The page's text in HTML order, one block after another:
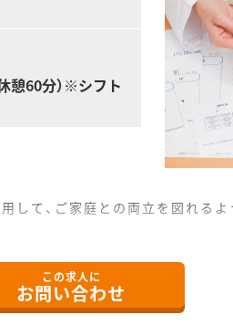
憩60分）※シフト
て、ご家庭との両立を図れる
この求人に
お問い合わせ